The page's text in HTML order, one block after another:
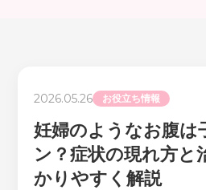
2026.05.26 お役立ち情報
妊婦のようなお腹は
ン？症状の現れ方と
かりやすく解説